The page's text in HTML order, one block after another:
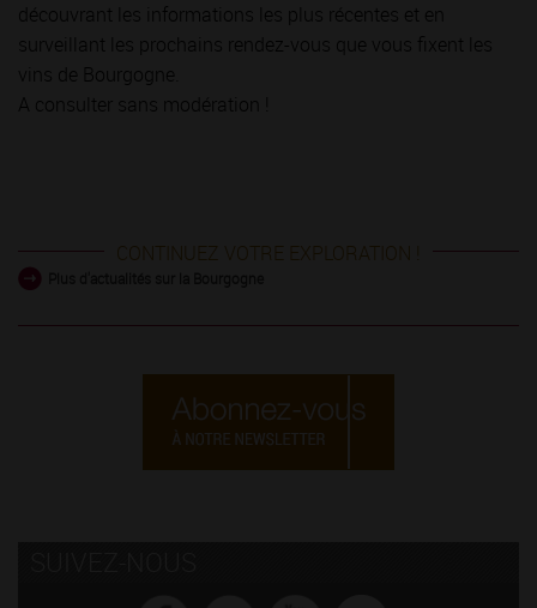
découvrant les informations les plus récentes et en
surveillant les prochains rendez-vous que vous fixent les
vins de Bourgogne.
A consulter sans modération !
CONTINUEZ VOTRE EXPLORATION !